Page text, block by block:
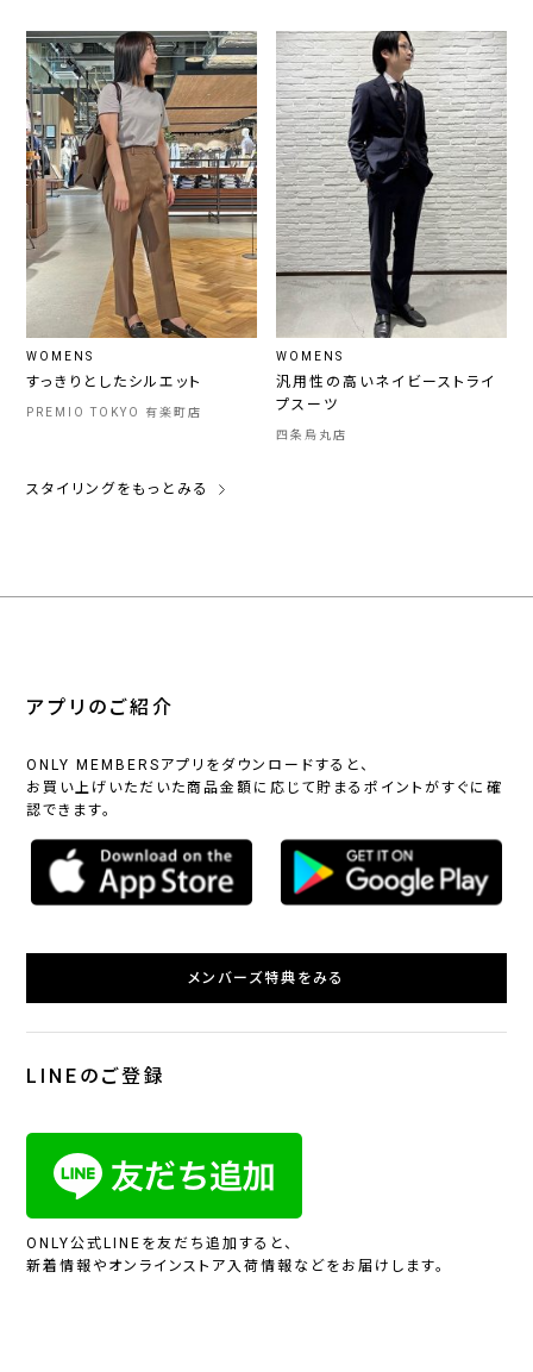
WOMENS
すっきりとしたシルエット
PREMIO TOKYO 有楽町店
WOMENS
汎用性の高いネイビーストライ
プスーツ
四条烏丸店
スタイリングをもっとみる
アプリのご紹介
ONLY MEMBERSアプリをダウンロードすると、
お買い上げいただいた商品金額に応じて貯まるポイントがすぐに確
認できます。
メンバーズ特典をみる
LINEのご登録
ONLY公式LINEを友だち追加すると、
新着情報やオンラインストア入荷情報などをお届けします。